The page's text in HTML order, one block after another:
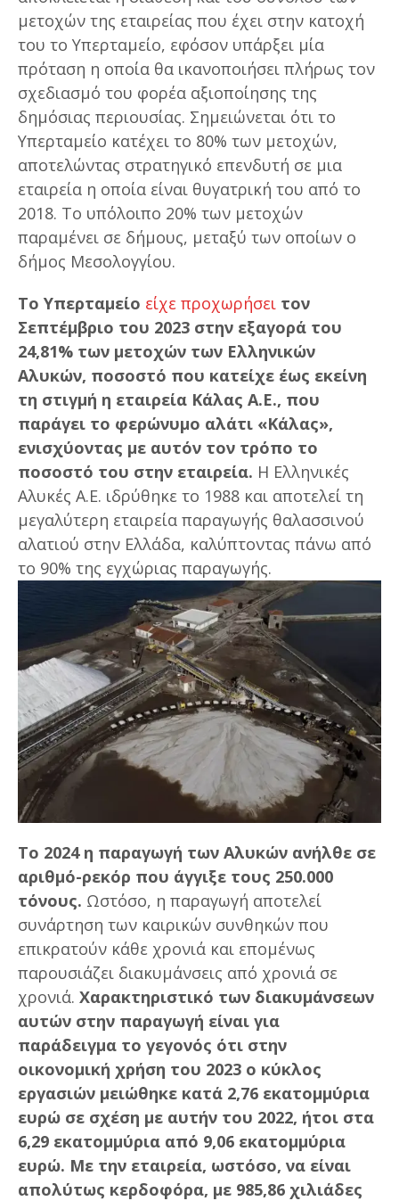
μετοχών της εταιρείας που έχει στην κατοχή
του το Υπερταμείο, εφόσον υπάρξει μία
πρόταση η οποία θα ικανοποιήσει πλήρως τον
σχεδιασμό του φορέα αξιοποίησης της
δημόσιας περιουσίας. Σημειώνεται ότι το
Υπερταμείο κατέχει το 80% των μετοχών,
αποτελώντας στρατηγικό επενδυτή σε μια
εταιρεία η οποία είναι θυγατρική του από το
2018. Το υπόλοιπο 20% των μετοχών
παραμένει σε δήμους, μεταξύ των οποίων ο
δήμος Μεσολογγίου.
Το Υπερταμείο είχε προχωρήσει τον
Σεπτέμβριο του 2023 στην εξαγορά του
24,81% των μετοχών των Ελληνικών
Αλυκών, ποσοστό που κατείχε έως εκείνη
τη στιγμή η εταιρεία Κάλας Α.Ε., που
παράγει το φερώνυμο αλάτι «Κάλας»,
ενισχύοντας με αυτόν τον τρόπο το
ποσοστό του στην εταιρεία. Η Ελληνικές
Αλυκές Α.Ε. ιδρύθηκε το 1988 και αποτελεί τη
μεγαλύτερη εταιρεία παραγωγής θαλασσινού
αλατιού στην Ελλάδα, καλύπτοντας πάνω από
το 90% της εγχώριας παραγωγής.
Το 2024 η παραγωγή των Αλυκών ανήλθε σε
αριθμό-ρεκόρ που άγγιξε τους 250.000
τόνους. Ωστόσο, η παραγωγή αποτελεί
συνάρτηση των καιρικών συνθηκών που
επικρατούν κάθε χρονιά και επομένως
παρουσιάζει διακυμάνσεις από χρονιά σε
χρονιά. Χαρακτηριστικό των διακυμάνσεων
αυτών στην παραγωγή είναι για
παράδειγμα το γεγονός ότι στην
οικονομική χρήση του 2023 ο κύκλος
εργασιών μειώθηκε κατά 2,76 εκατομμύρια
ευρώ σε σχέση με αυτήν του 2022, ήτοι στα
6,29 εκατομμύρια από 9,06 εκατομμύρια
ευρώ. Με την εταιρεία, ωστόσο, να είναι
απολύτως κερδοφόρα, με 985,86 χιλιάδες